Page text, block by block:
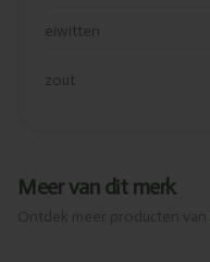
eiwitten
zout
Meer van dit merk
Ontdek meer producten van